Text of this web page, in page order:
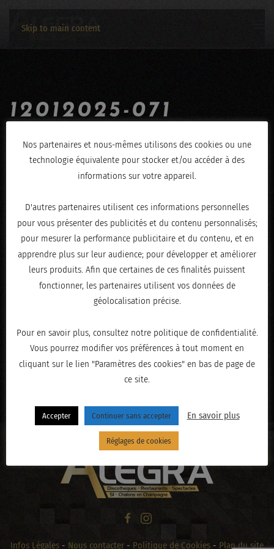
Skip to main content
12012025-071
ÉCRIT LE JANVIER 14, 2025
Infos Légales - Nous contacter - Politique de Cookies - Plan du site
Nos partenaires et nous-mêmes utilisons des cookies ou une
technologie équivalente pour stocker et/ou accéder à des
informations sur votre appareil.
D'autres partenaires utilisent ces informations personnelles
pour vous présenter des publicités et du contenu personnalisés;
pour mesurer la performance publicitaire et du contenu, et en
apprendre plus sur leur audience; pour développer et améliorer
leurs produits. Afin que certaines de ces finalités puissent
fonctionner, les partenaires utilisent vos données de
géolocalisation précise.
Pour en savoir plus, consultez notre politique de confidentialité.
Vous pourrez modifier vos préférences à tout moment en
cliquant sur le lien "Paramètres des cookies" en bas de page de
ce site.
Accepter Continuer sans accepter En savoir plus
Réglages de cookies